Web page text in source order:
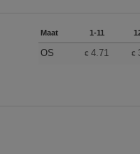
Maat 1-11
OS €4.71 €